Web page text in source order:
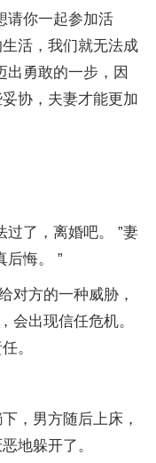
请你一起参加活
活，我们就无法成
出勇敢的一步，因
协，夫妻才能更加
过了，离婚吧。 ”妻
后悔。 ”
对方的一种威胁，
会出现信任危机。
。
，男方随后上床，
地躲开了。